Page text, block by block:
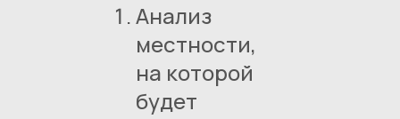
Анализ
местности,
на которой
будет